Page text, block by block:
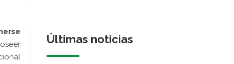
Últimas noticias